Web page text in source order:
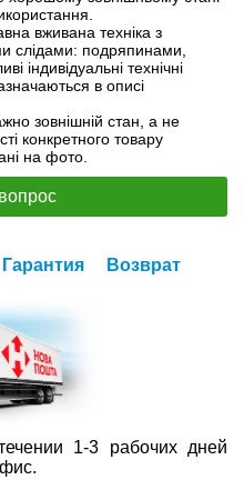
вживана техніка з
слідами: подряпинами,
індивідуальні технічні
в описі
зовнішній стан, а не
конкретного товару
на фото.
Гарантия Возврат
1-3 рабочих дней